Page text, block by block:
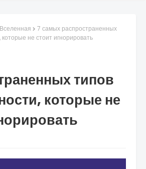
Вселенная
7 самых распространенных
не стоит игнорировать
типов
которые не